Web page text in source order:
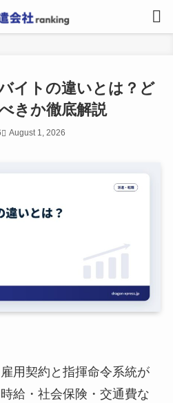
イトの違いとは？ど
きか徹底解説
August 1, 2026
用契約と指揮命令系統が
給・社会保険・交通費な